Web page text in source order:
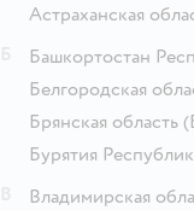
Астраханская
Башкортостан
Белгородская
Брянская область
Бурятия
Владимирская